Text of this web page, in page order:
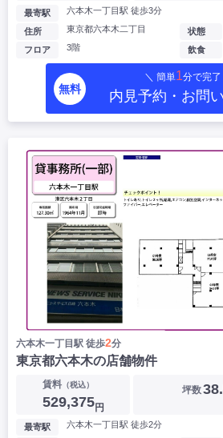
最寄駅 六本木一丁目駅 徒歩3分
住所 東京都六本木二丁目
フロア 3階
状態
飲食
無料
＼ 簡単1分で完了
内見予約・お問
六本木一丁目駅 徒歩2分
東京都六本木の店舗物件
賃料（税込）
529,375円
坪数
最寄駅 六本木一丁目駅 徒歩2分